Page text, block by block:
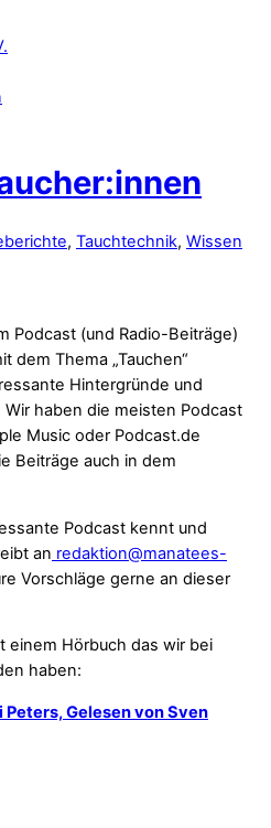
, Tauchtechnik, Wissen
Podcast (und Radio-Beiträge)
dem Thema „Tauchen“
Hintergründe und
Wir haben die meisten Podcast
Music oder Podcast.de
Beiträge auch in dem
Podcast kennt und
an redaktion@manatees-
Vorschläge gerne an dieser
einem Hörbuch das wir bei
haben:
Gelesen von Sven